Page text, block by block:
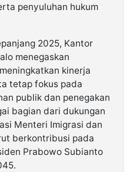
penyuluhan hukum
2025, Kantor
menegaskan
kinerja
tetap fokus pada
publik dan penegakan
bagian dari dukungan
Menteri Imigrasi dan
berkontribusi pada
Prabowo Subianto